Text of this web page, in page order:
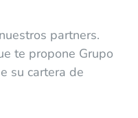
partners.
te propone Grupo
su cartera de